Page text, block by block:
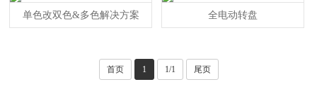
单色改双色&多色解决方案 全电动转盘
首页 1 1/1 尾页